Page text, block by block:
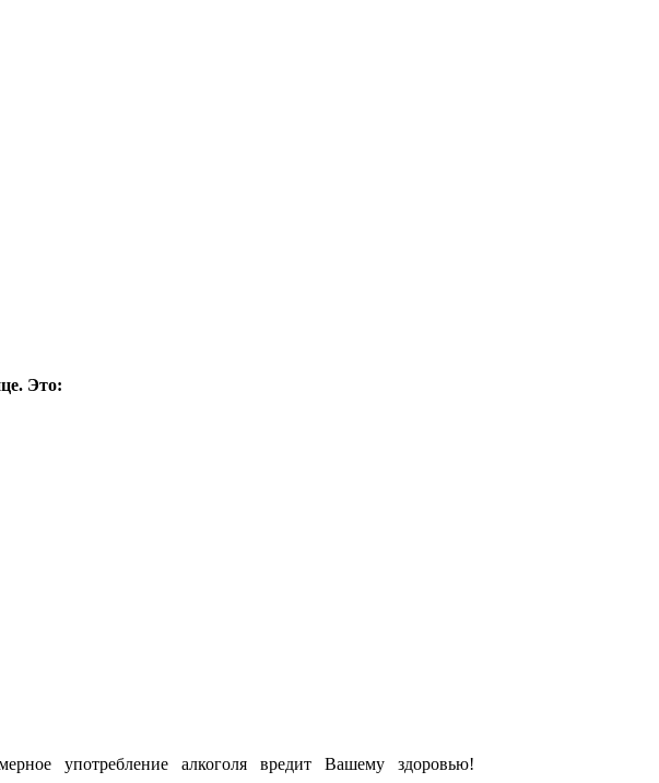
Это:
употребление алкоголя вредит Вашему здоровью!